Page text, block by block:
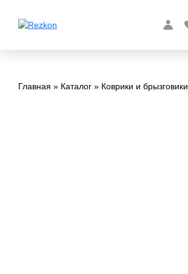
Главная Каталог Коврики и брызговики